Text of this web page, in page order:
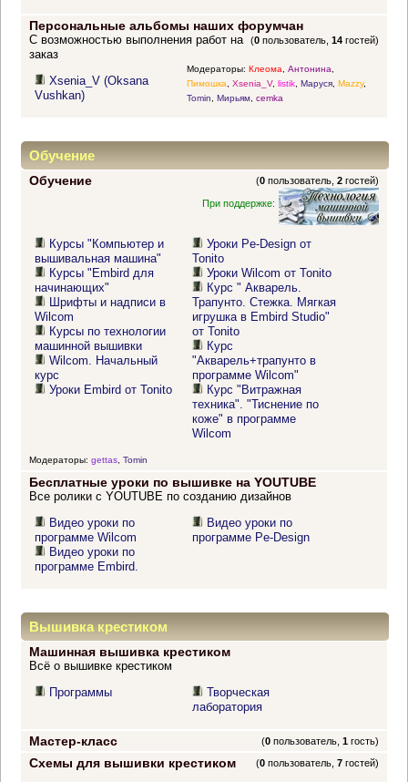
Персональные альбомы наших форумчан
(0 пользователь,14 гостей)
С возможностью выполнения работ на
заказ
Xsenia_V (Oksana
Vushkan)
Модераторы: Клеома, Антонина,
Пимошка, Xsenia_V, listik, Маруся, Mazzy,
Tomin, Мирьям, cemka
Обучение
Обучение (0 пользователь,2 гостей)
При поддержке:
Курсы "Компьютер и
вышивальная машина"
Курсы "Embird для
начинающих"
Шрифты и надписи в
Wilcom
Курсы по технологии
машинной вышивки
Wilcom. Начальный
курс
Уроки Embird от Tonito
Уроки Pe-Design от
Tonito
Уроки Wilcom от Tonito
Курс " Акварель.
Трапунто. Стежка. Мягкая
игрушка в Embird Studio"
от Tonito
Курс
"Акварель+трапунто в
программе Wilcom"
Курс "Витражная
техника". "Тиснение по
коже" в программе
Wilcom
Модераторы: gettas, Tomin
Бесплатные уроки по вышивке на YOUTUBE
Все ролики с YOUTUBE по созданию дизайнов
Видео уроки по
программе Wilcom
Видео уроки по
программе Embird.
Видео уроки по
программе Pe-Design
Вышивка крестиком
Машинная вышивка крестиком
Всё о вышивке крестиком
Программы
Творческая
лаборатория
Мастер-класс (0 пользователь,1 гость)
Схемы для вышивки крестиком (0 пользователь,7 гостей)